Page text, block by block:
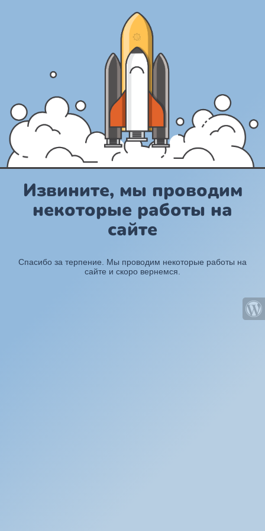
Извините, мы проводим
некоторые работы на
сайте
Спасибо за терпение. Мы проводим некоторые работы на
сайте и скоро вернемся.